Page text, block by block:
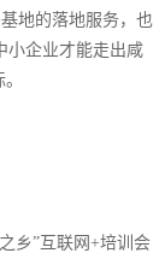
基地的落地服务，也
小企业才能走出咸
乡”互联网+培训会